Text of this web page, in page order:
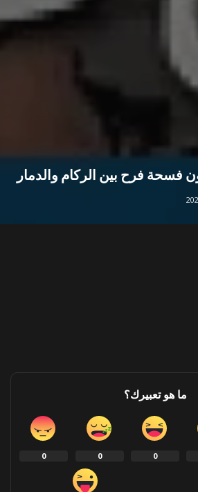
فسحة فرح بين الركام والدمار
ما هو تعبيرك؟
0
0
0